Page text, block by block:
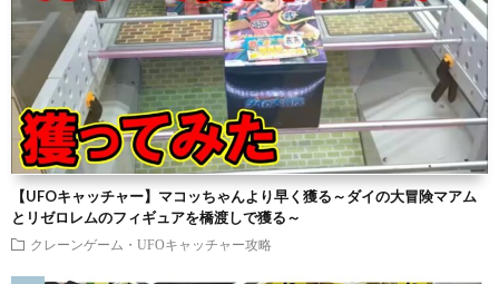
【UFOキャッチャー】マコッちゃんより早く獲る～ダイの大冒険マアム
とリゼロレムのフィギュアを橋渡しで獲る～
クレーンゲーム・UFOキャッチャー攻略